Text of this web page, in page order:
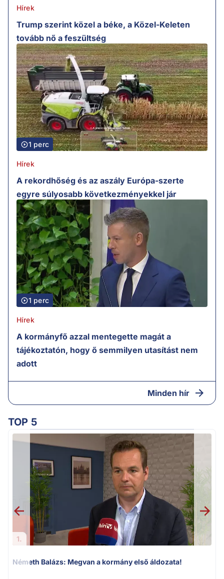
Hírek
Trump szerint közel a béke, a Közel-Keleten
tovább nő a feszültség
1 perc
Hírek
A rekordhőség és az aszály Európa-szerte
egyre súlyosabb következményekkel jár
1 perc
Hírek
A kormányfő azzal mentegette magát a
tájékoztatón, hogy ő semmilyen utasítást nem
adott
Minden hír
TOP 5
1.
Németh Balázs: Megvan a kormány első áldozata!